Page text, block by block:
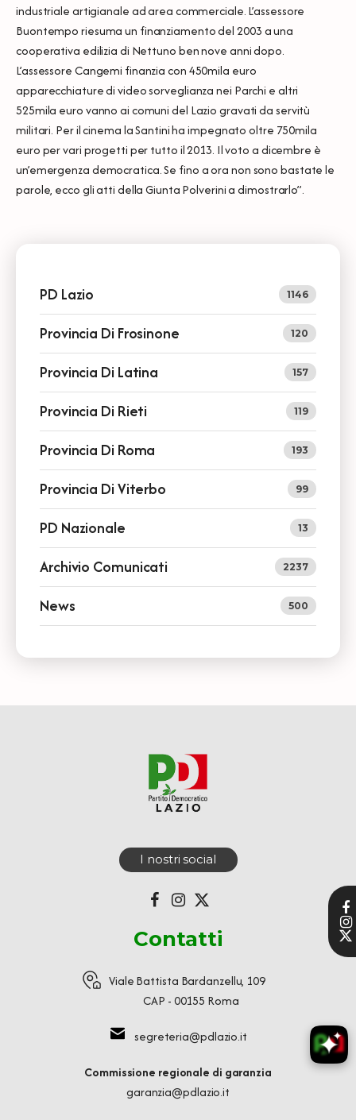
industriale artigianale ad area commerciale. L’assessore
Buontempo riesuma un finanziamento del 2003 a una
cooperativa edilizia di Nettuno ben nove anni dopo.
L’assessore Cangemi finanzia con 450mila euro
apparecchiature di video sorveglianza nei Parchi e altri
525mila euro vanno ai comuni del Lazio gravati da servitù
militari. Per il cinema la Santini ha impegnato oltre 750mila
euro per vari progetti per tutto il 2013. Il voto a dicembre è
un’emergenza democratica. Se fino a ora non sono bastate le
parole, ecco gli atti della Giunta Polverini a dimostrarlo”.
PD Lazio 1146
Provincia Di Frosinone 120
Provincia Di Latina 157
Provincia Di Rieti 119
Provincia Di Roma 193
Provincia Di Viterbo 99
PD Nazionale 13
Archivio Comunicati 2237
News 500
I nostri social
Contatti
Viale Battista Bardanzellu, 109
CAP - 00155 Roma
segreteria@pdlazio.it
Commissione regionale di garanzia
garanzia@pdlazio.it